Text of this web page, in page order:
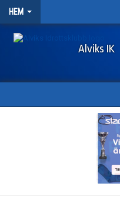
HEM
Alviks IK